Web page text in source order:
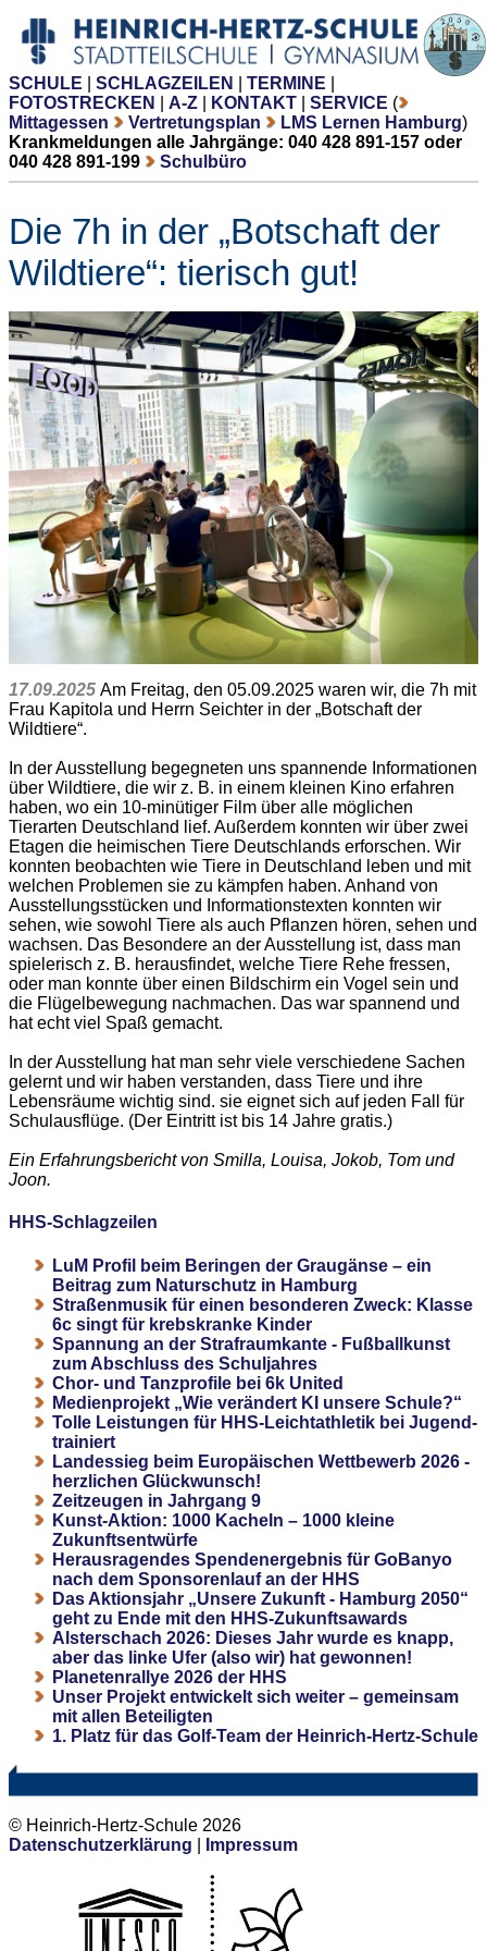
SCHULE SCHLAGZEILEN TERMINE
FOTOSTRECKEN
A-Z KONTAKT SERVICE (
Mittagessen
Vertretungsplan LMS Lernen Hamburg)
Krankmeldungen alle Jahrgänge: 040 428 891-157 oder
040 428 891-199
Schulbüro
Die 7h in der „Botschaft der
Wildtiere“: tierisch gut!
17.09.2025 Am Freitag, den 05.09.2025 waren wir, die 7h mit
Frau Kapitola und Herrn Seichter in der „Botschaft der
Wildtiere“.
In der Ausstellung begegneten uns spannende Informationen
über Wildtiere, die wir z. B. in einem kleinen Kino erfahren
haben, wo ein 10-minütiger Film über alle möglichen
Tierarten Deutschland lief. Außerdem konnten wir über zwei
Etagen die heimischen Tiere Deutschlands erforschen. Wir
konnten beobachten wie Tiere in Deutschland leben und mit
welchen Problemen sie zu kämpfen haben. Anhand von
Ausstellungsstücken und Informationstexten konnten wir
sehen, wie sowohl Tiere als auch Pflanzen hören, sehen und
wachsen. Das Besondere an der Ausstellung ist, dass man
spielerisch z. B. herausfindet, welche Tiere Rehe fressen,
oder man konnte über einen Bildschirm ein Vogel sein und
die Flügelbewegung nachmachen. Das war spannend und
hat echt viel Spaß gemacht.
In der Ausstellung hat man sehr viele verschiedene Sachen
gelernt und wir haben verstanden, dass Tiere und ihre
Lebensräume wichtig sind. sie eignet sich auf jeden Fall für
Schulausflüge. (Der Eintritt ist bis 14 Jahre gratis.)
Ein Erfahrungsbericht von Smilla, Louisa, Jokob, Tom und
Joon.
HHS-Schlagzeilen
LuM Profil beim Beringen der Graugänse – ein
Beitrag zum Naturschutz in Hamburg
Straßenmusik für einen besonderen Zweck: Klasse
6c singt für krebskranke Kinder
Spannung an der Strafraumkante - Fußballkunst
zum Abschluss des Schuljahres
Chor- und Tanzprofile bei 6k United
Medienprojekt „Wie verändert KI unsere Schule?“
Tolle Leistungen für HHS-Leichtathletik bei Jugend-
trainiert
Landessieg beim Europäischen Wettbewerb 2026 -
herzlichen Glückwunsch!
Zeitzeugen in Jahrgang 9
Kunst-Aktion: 1000 Kacheln – 1000 kleine
Zukunftsentwürfe
Herausragendes Spendenergebnis für GoBanyo
nach dem Sponsorenlauf an der HHS
Das Aktionsjahr „Unsere Zukunft - Hamburg 2050“
geht zu Ende mit den HHS-Zukunftsawards
Alsterschach 2026: Dieses Jahr wurde es knapp,
aber das linke Ufer (also wir) hat gewonnen!
Planetenrallye 2026 der HHS
Unser Projekt entwickelt sich weiter – gemeinsam
mit allen Beteiligten
1. Platz für das Golf-Team der Heinrich-Hertz-Schule
© Heinrich-Hertz-Schule 2026
Datenschutzerklärung
Impressum